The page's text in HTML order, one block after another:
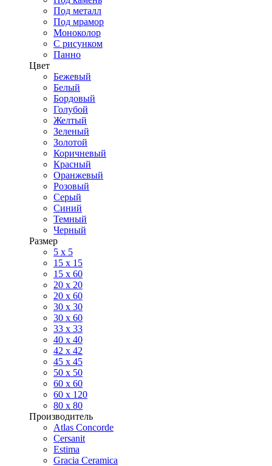
Под металл
Под мрамор
Моноколор
С рисунком
Панно
Цвет
Бежевый
Белый
Бордовый
Голубой
Желтый
Зеленый
Золотой
Коричневый
Красный
Оранжевый
Розовый
Серый
Синий
Темный
Черный
Размер
5 x 5
15 x 15
15 x 60
20 х 20
20 x 60
30 х 30
30 x 60
33 x 33
40 х 40
42 x 42
45 x 45
50 x 50
60 х 60
60 x 120
80 x 80
Производитель
Atlas Concorde
Cersanit
Estima
Gracia Ceramica